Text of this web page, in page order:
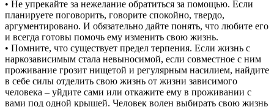
• Не упрекайте за нежелание обратиться за помощью. Если
планируете поговорить, говорите спокойно, твердо,
аргументировано. И обязательно дайте понять, что любите его
и всегда готовы помочь ему изменить свою жизнь.
• Помните, что существует предел терпения. Если жизнь с
наркозависимым стала невыносимой, если совместное с ним
проживание грозит нищетой и регулярным насилием, найдите
в себе силы отделить свою жизнь от жизни зависимого
человека – уйдите сами или откажите ему в проживании с
вами под одной крышей. Человек волен выбирать свою жизнь